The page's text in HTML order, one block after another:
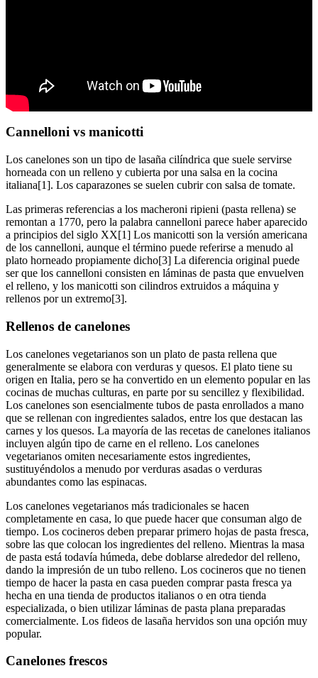
Cannelloni vs manicotti
Los canelones son un tipo de lasaña cilíndrica que suele servirse
horneada con un relleno y cubierta por una salsa en la cocina
italiana[1]. Los caparazones se suelen cubrir con salsa de tomate.
Las primeras referencias a los macheroni ripieni (pasta rellena) se
remontan a 1770, pero la palabra cannelloni parece haber aparecido
a principios del siglo XX[1] Los manicotti son la versión americana
de los cannelloni, aunque el término puede referirse a menudo al
plato horneado propiamente dicho[3] La diferencia original puede
ser que los cannelloni consisten en láminas de pasta que envuelven
el relleno, y los manicotti son cilindros extruidos a máquina y
rellenos por un extremo[3].
Rellenos de canelones
Los canelones vegetarianos son un plato de pasta rellena que
generalmente se elabora con verduras y quesos. El plato tiene su
origen en Italia, pero se ha convertido en un elemento popular en las
cocinas de muchas culturas, en parte por su sencillez y flexibilidad.
Los canelones son esencialmente tubos de pasta enrollados a mano
que se rellenan con ingredientes salados, entre los que destacan las
carnes y los quesos. La mayoría de las recetas de canelones italianos
incluyen algún tipo de carne en el relleno. Los canelones
vegetarianos omiten necesariamente estos ingredientes,
sustituyéndolos a menudo por verduras asadas o verduras
abundantes como las espinacas.
Los canelones vegetarianos más tradicionales se hacen
completamente en casa, lo que puede hacer que consuman algo de
tiempo. Los cocineros deben preparar primero hojas de pasta fresca,
sobre las que colocan los ingredientes del relleno. Mientras la masa
de pasta está todavía húmeda, debe doblarse alrededor del relleno,
dando la impresión de un tubo relleno. Los cocineros que no tienen
tiempo de hacer la pasta en casa pueden comprar pasta fresca ya
hecha en una tienda de productos italianos o en otra tienda
especializada, o bien utilizar láminas de pasta plana preparadas
comercialmente. Los fideos de lasaña hervidos son una opción muy
popular.
Canelones frescos